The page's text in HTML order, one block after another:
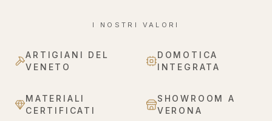
I NOSTRI VALORI
ARTIGIANI DEL
VENETO
DOMOTICA
INTEGRATA
MATERIALI
CERTIFICATI
SHOWROOM A
VERONA